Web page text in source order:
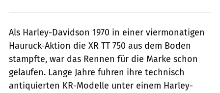
Als Harley-Davidson 1970 in einer viermonatigen
Hauruck-Aktion die XR TT 750 aus dem Boden
stampfte, war das Rennen für die Marke schon
gelaufen. Lange Jahre fuhren ihre technisch
antiquierten KR-Modelle unter einem Harley-